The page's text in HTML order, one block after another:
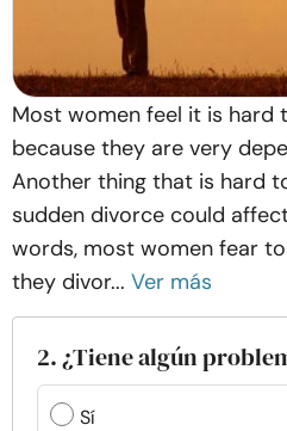
Most women feel it is hard
because they are very
Another thing that is hard
sudden divorce could
words, most women fear
they divor... Ver más
2. ¿Tiene algún
Sí